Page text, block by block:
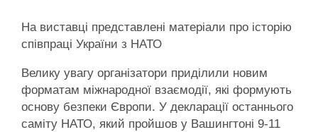
На виставці представлені матеріали про історію
співпраці України з НАТО
Велику увагу організатори приділили новим
форматам міжнародної взаємодії, які формують
основу безпеки Європи. У декларації останнього
саміту НАТО, який пройшов у Вашингтоні 9-11